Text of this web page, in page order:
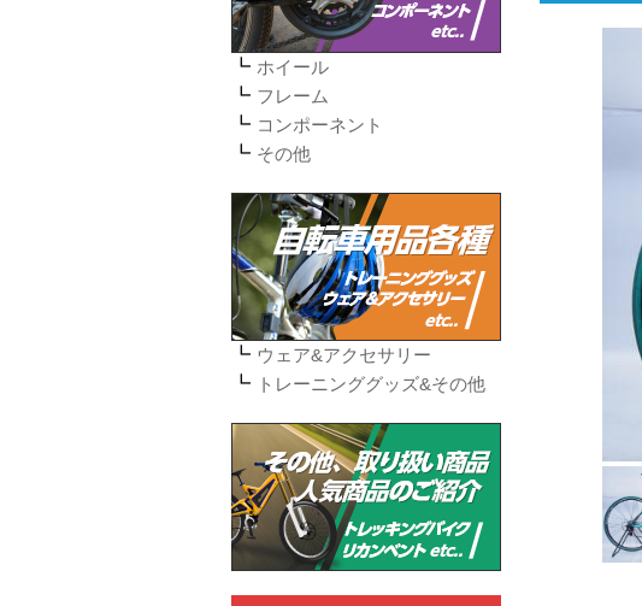
ホイール
フレーム
コンポーネント
その他
ウェア&アクセサリー
トレーニンググッズ&その他